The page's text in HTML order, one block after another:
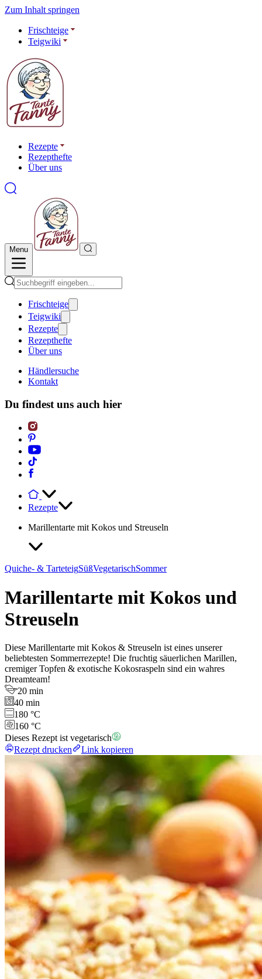
Zum Inhalt springen
Frischteige
Teigwiki
Rezepte
Rezepthefte
Über uns
Menu
Frischteige
Teigwiki
Rezepte
Rezepthefte
Über uns
Händlersuche
Kontakt
Du findest uns auch hier
Rezepte
Marillentarte mit Kokos und Streuseln
Quiche- & TarteteigSüßVegetarischSommer
Marillentarte mit Kokos und
Streuseln
Diese Marillentarte mit Kokos & Streuseln ist eines unserer
beliebtesten Sommerrezepte! Die fruchtig säuerlichen Marillen,
cremiger Topfen & exotische Kokosraspeln sind ein wahres
Dreamteam!
20 min
40 min
180 °C
160 °C
Dieses Rezept ist vegetarisch
Rezept drucken
Link kopieren